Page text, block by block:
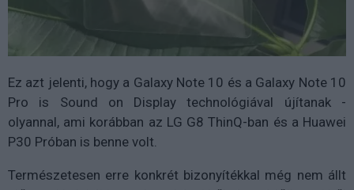
Ez azt jelenti, hogy a Galaxy Note 10 és a Galaxy Note 10
Pro is Sound on Display technológiával újítanak -
olyannal, ami korábban az LG G8 ThinQ-ban és a Huawei
P30 Próban is benne volt.
Természetesen erre konkrét bizonyítékkal még nem állt